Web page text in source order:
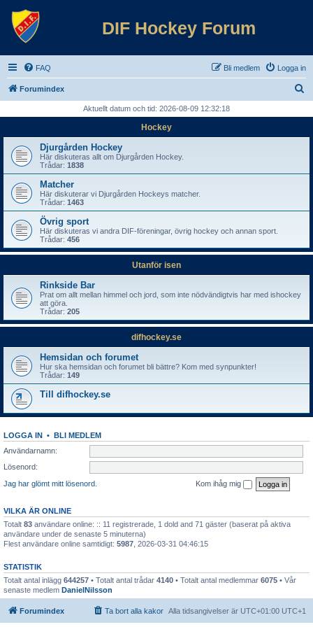
DIF Hockey Forum
FAQ Logga in
Bli medlem
Forumindex
Aktuellt datum och tid: 2026-08-09 12:32:18
Hockey
Djurgården Hockey
Här diskuteras allt om Djurgården Hockey.
Trådar: 1838
Matcher
Här diskuterar vi Djurgården Hockeys matcher.
Trådar: 1463
Övrig sport
Här diskuteras vi andra DIF-föreningar, övrig hockey och annan sport.
Trådar: 456
Utanför isen
Rinkside Bar
Prat om allt mellan himmel och jord, som inte nödvändigtvis har med ishockey
att göra.
Trådar: 205
difhockey.se
Hemsidan och forumet
Hur ska hemsidan och forumet bli bättre? Kom med synpunkter!
Trådar: 149
Till difhockey.se
LOGGA IN • BLI MEDLEM
Användarnamn:
Lösenord:
Jag har glömt mitt lösenord.
Kom ihåg mig
VILKA ÄR ONLINE
Totalt 83 användare online: :: 11 registrerade, 1 dold and 71 gäster (baserat på aktiva
användare under de senaste 5 minuterna)
Flest användare online samtidigt: 5987 , 2026-03-31 04:46:15
STATISTIK
Totalt antal inlägg 644257 • Totalt antal trådar 4140 • Totalt antal medlemmar 6075 • Vår
senaste medlem DanielNilsson
Forumindex Alla tidsangivelser är UTC+01:00 UTC+1
Ta bort alla kakor